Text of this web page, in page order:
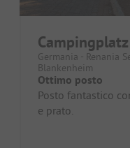
Germania - Renania
Blankenheim
Ottimo posto
Posto fantastico
e prato.